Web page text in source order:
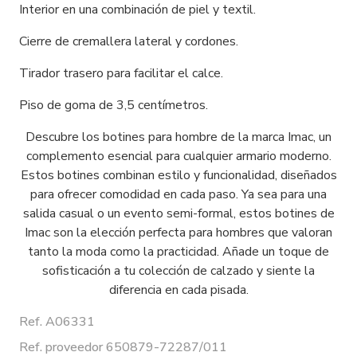
Interior en una combinación de piel y textil.
Cierre de cremallera lateral y cordones.
Tirador trasero para facilitar el calce.
Piso de goma de 3,5 centímetros.
Descubre los botines para hombre de la marca Imac, un
complemento esencial para cualquier armario moderno.
Estos botines combinan estilo y funcionalidad, diseñados
para ofrecer comodidad en cada paso. Ya sea para una
salida casual o un evento semi-formal, estos botines de
Imac son la elección perfecta para hombres que valoran
tanto la moda como la practicidad. Añade un toque de
sofisticación a tu colección de calzado y siente la
diferencia en cada pisada.
Ref. A06331
Ref. proveedor 650879-72287/011